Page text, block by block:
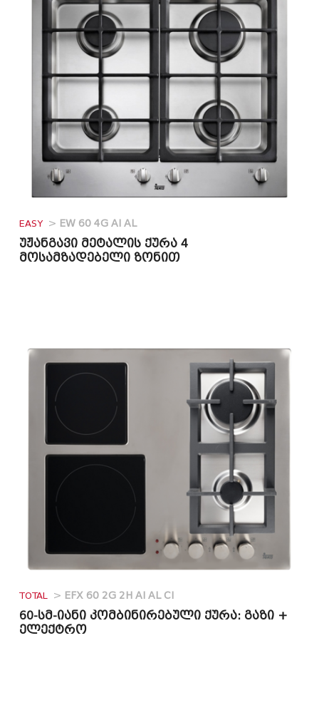
EASY > EW 60 4G AI AL
უჟანგავი მეტალის ქურა 4
მოსამზადებელი ზონით
TOTAL > EFX 60 2G 2H AI AL CI
60-სმ-იანი კომბინირებული ქურა: გაზი +
ელექტრო